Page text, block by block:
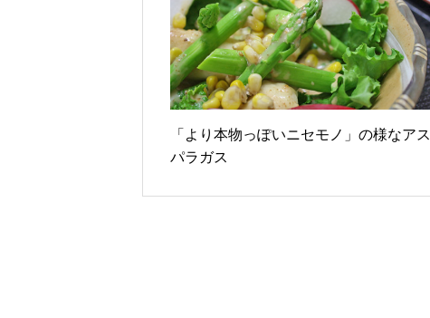
「より本物っぽいニセモノ」の様なアス
パラガス